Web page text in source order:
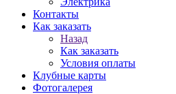
Контакты
Как заказать
Назад
Как заказать
Условия оплаты
Клубные карты
Фотогалерея